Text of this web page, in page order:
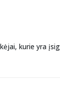
kurie yra